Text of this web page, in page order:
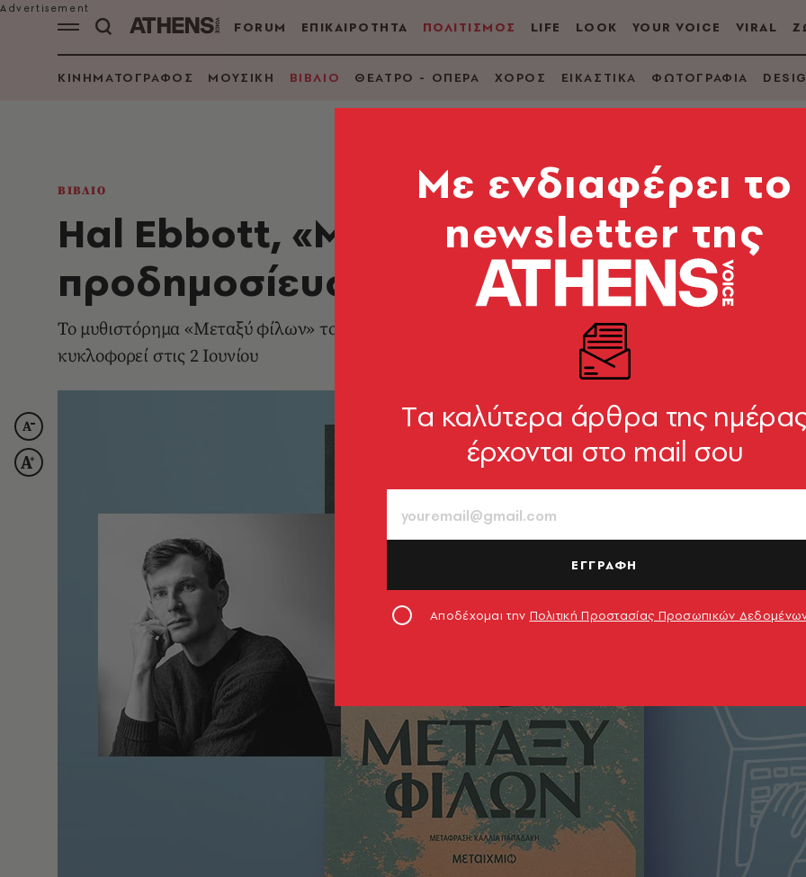
FORUM ΕΠΙΚΑΙΡΟΤΗΤΑ ΠΟΛΙΤΙΣΜΟΣ LIFE LOOK YOUR VOICE VIRAL
ΚΙΝΗΜΑΤΟΓΡΑΦΟΣ ΜΟΥΣΙΚΗ ΒΙΒΛΙΟ ΘΕΑΤΡΟ - ΟΠΕΡΑ ΧΟΡΟΣ ΕΙΚΑΣΤΙΚΑ ΦΩΤΟΓΡΑΦΙΑ
ΒΙΒΛΙΟ
Hal Ebbott, «Μεταξύ φίλων»:
προδημοσίευση
Το μυθιστόρημα «Μεταξύ φίλων» του Hal Ebbott (μετάφραση Κάλλια Παπαδάκη, Εκδόσεις
κυκλοφορεί στις 2 Ιουνίου
Mε ενδιαφέρει το
newsletter της
Tα καλύτερα άρθρα της
έρχονται στο mail σου
ΕΓΓΡΑΦΗ
Αποδέχομαι την Πολιτική Προστασίας Προσωπικών